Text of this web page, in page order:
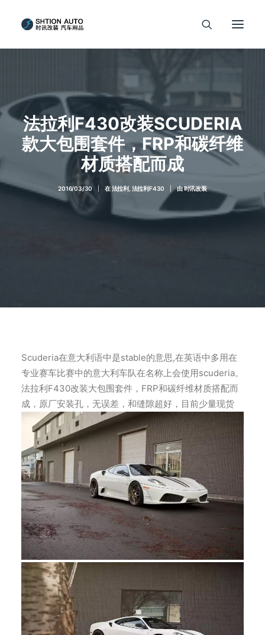
法拉利F430改装SCUDERIA
款大包围套件，FRP和碳纤维
材质搭配而成
2016/03/30 在法拉利, 法拉利F430 由时讯改装
Scuderia在意大利语中是stable的意思,在英语中多用在
专业赛车比赛中的意大利车队在名称上会使用scuderia。
法拉利F430改装大包围套件，FRP和碳纤维材质搭配而
成，原厂安装孔，无误差，和缝隙超好，目前少量现货